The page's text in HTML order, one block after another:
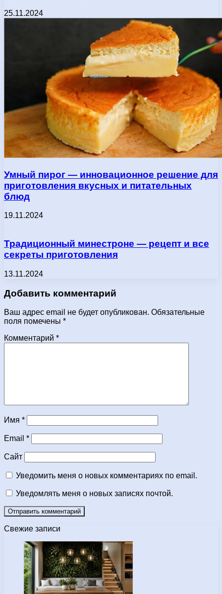
25.11.2024
Умный пирог — инновационное решение для
приготовления вкусных и питательных
блюд
19.11.2024
Традиционный минестроне — рецепт и все
секреты приготовления
13.11.2024
Добавить комментарий
Ваш адрес email не будет опубликован. Обязательные
поля помечены *
Комментарий *
Имя *
Email *
Сайт
Уведомить меня о новых комментариях по email.
Уведомлять меня о новых записях почтой.
Свежие записи